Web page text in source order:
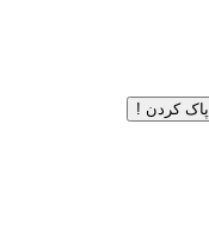
پاک کردن !